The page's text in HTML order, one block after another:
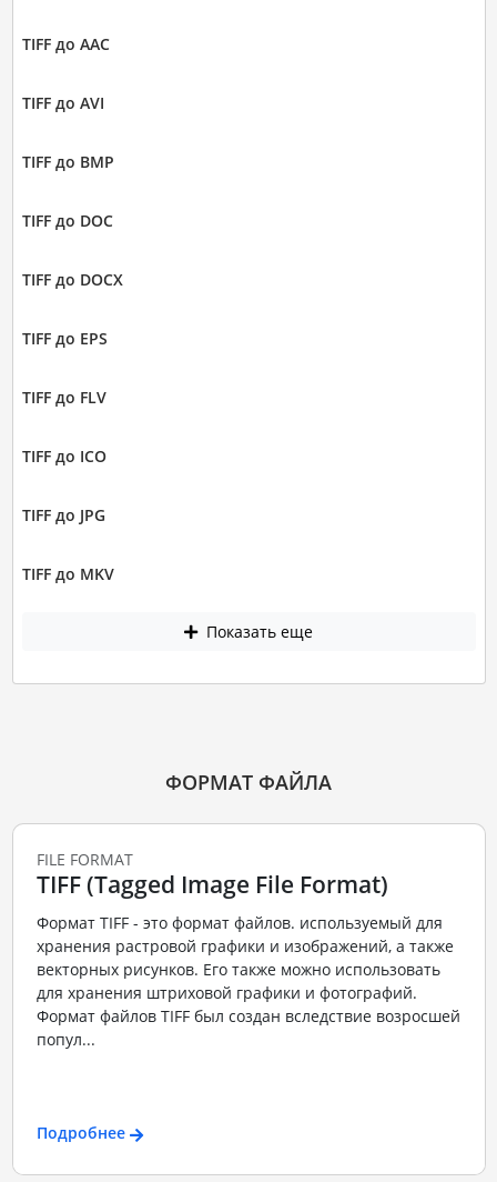
TIFF до AAC
TIFF до AVI
TIFF до BMP
TIFF до DOC
TIFF до DOCX
TIFF до EPS
TIFF до FLV
TIFF до ICO
TIFF до JPG
TIFF до MKV
Показать еще
ФОРМАТ ФАЙЛА
FILE FORMAT
TIFF (Tagged Image File Format)
Формат TIFF - это формат файлов. используемый для
хранения растровой графики и изображений, а также
векторных рисунков. Его также можно использовать
для хранения штриховой графики и фотографий.
Формат файлов TIFF был создан вследствие возросшей
попул...
Подробнее